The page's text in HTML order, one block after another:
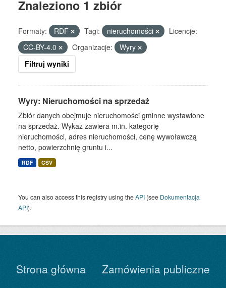
Znaleziono 1 zbiór
Formaty: RDF Tagi: nieruchomości
Licencje:
CC-BY-4.0
Organizacje:
Wyry
Filtruj wyniki
Wyry: Nieruchomości na sprzedaż
Zbiór danych obejmuje nieruchomości gminne wystawione
na sprzedaż. Wykaz zawiera m.in. kategorię
nieruchomości, adres nieruchomości, cenę wywoławczą
netto, powierzchnię gruntu i...
RDF CSV
You can also access this registry using theAPI (see Dokumentacja
API).
Strona główna
Zamówienia publiczne